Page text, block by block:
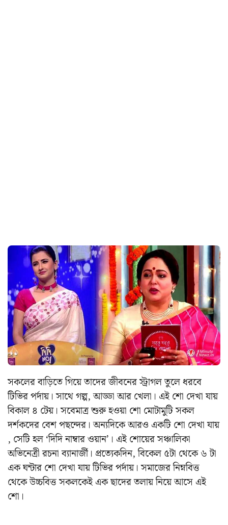
সকলের বাড়িতে গিয়ে তাদের জীবনের স্ট্রাগল তুলে ধরবে
টিভির পর্দায়। সাথে গল্প, আড্ডা আর খেলা। এই শো দেখা যায়
বিকাল ৪ টেয়। সবেমাত্র শুরু হওয়া শো মোটামুটি সকল
দর্শকদের বেশ পছন্দের। অন্যদিকে আরও একটি শো দেখা যায়
, সেটি হল ‘দিদি নাম্বার ওয়ান’। এই শোয়ের সঞ্চালিকা
অভিনেত্রী রচনা ব্যানার্জী। প্রত্যেকদিন, বিকেল ৫টা থেকে ৬ টা
এক ঘন্টার শো দেখা যায় টিভির পর্দায়। সমাজের নিম্নবিত্ত
থেকে উচ্চবিত্ত সকলকেই এক ছাদের তলায় নিয়ে আসে এই
শো।